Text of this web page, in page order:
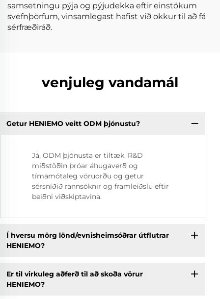
samsetningu pýja og pýjudekka eftir einstökum
svefnþörfum, vinsamlegast hafist við okkur til að fá
sérfræðiráð.
venjuleg vandamál
Getur HENIEMO veitt ODM þjónustu?
Já, ODM þjónusta er tiltæk. R&D
miðstöðin þróar áhugaverð og
tímamótaleg vöruorðu og getur
sérsníðið rannsóknir og framleiðslu eftir
beiðni viðskiptavina.
Í hversu mörg lönd/evnisheimsóðrar útflutrar
HENIEMO?
Er til virkuleg aðferð til að skoða vörur
HENIEMO?